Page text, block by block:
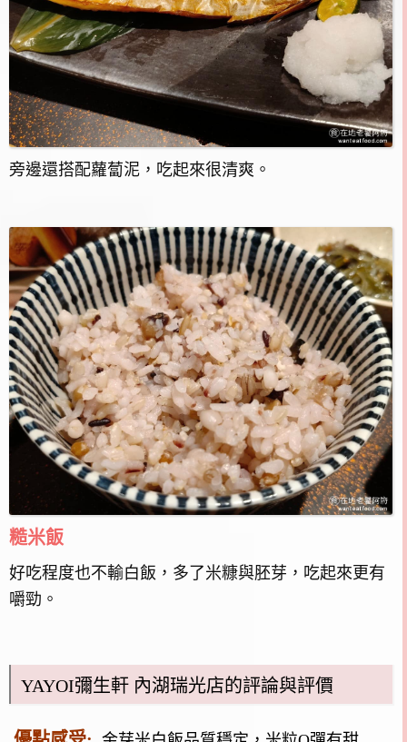
旁邊還搭配蘿蔔泥，吃起來很清爽。
糙米飯
好吃程度也不輸白飯，多了米糠與胚芽，吃起來更有
嚼勁。
YAYOI彌生軒 內湖瑞光店的評論與評價